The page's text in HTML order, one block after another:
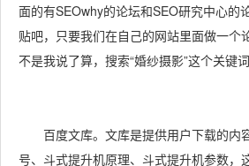
面的有SEOwhy的论坛和SEO研究中心的
贴吧，只要我们在自己的网站里面做一
不是我说了算，搜索“婚纱摄影”这个关键
百度文库。文库是提供用户下载的内容
号、斗式提升机原理、斗式提升机参数